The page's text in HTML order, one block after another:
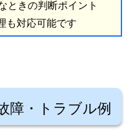
ときの判断ポイント
も対応可能です
障・トラブル例